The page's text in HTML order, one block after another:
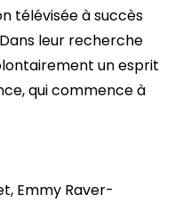
télévisée à succès
leur recherche
un esprit
qui commence à
Emmy Raver-